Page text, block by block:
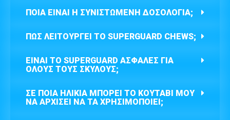
ΠΟΙΑ ΕΊΝΑΙ Η ΣΥΝΙΣΤΏΜΕΝΗ ΔΟΣΟΛΟΓΊΑ;
ΠΏΣ ΛΕΙΤΟΥΡΓΕΊ ΤΟ SUPERGUARD CHEWS;
ΕΊΝΑΙ ΤΟ SUPERGUARD ΑΣΦΑΛΈΣ ΓΙΑ
ΌΛΟΥΣ ΤΟΥΣ ΣΚΎΛΟΥΣ;
ΣΕ ΠΟΙΑ ΗΛΙΚΊΑ ΜΠΟΡΕΊ ΤΟ ΚΟΥΤΆΒΙ ΜΟΥ
ΝΑ ΑΡΧΊΣΕΙ ΝΑ ΤΑ ΧΡΗΣΙΜΟΠΟΙΕΊ;